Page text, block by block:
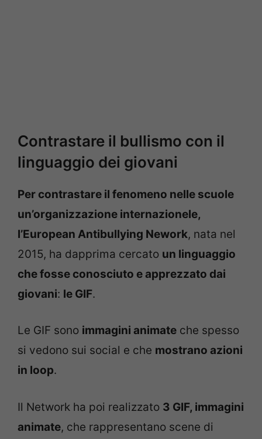
Contrastare il bullismo con il
linguaggio dei giovani
Per contrastare il fenomeno nelle scuole
un’organizzazione internazionele,
l’European Antibullying Nework, nata nel
2015, ha dapprima cercato un linguaggio
che fosse conosciuto e apprezzato dai
giovani: le GIF.
Le GIF sono immagini animate che spesso
si vedono sui social e che mostrano azioni
in loop.
Il Network ha poi realizzato 3 GIF, immagini
animate, che rappresentano scene di